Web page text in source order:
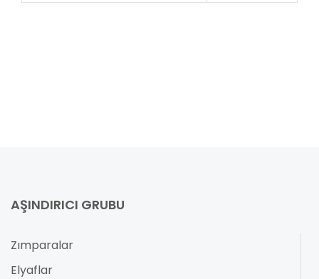
AŞINDIRICI GRUBU
Zımparalar
Elyaflar